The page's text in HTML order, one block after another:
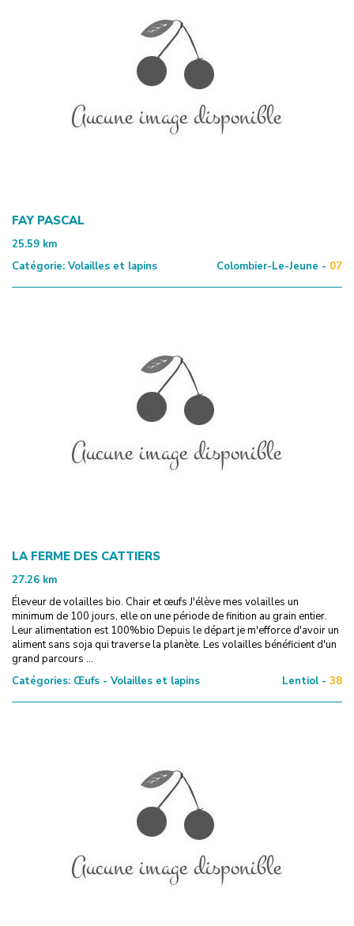
FAY PASCAL
25.59 km
Catégorie: Volailles et lapins Colombier-Le-Jeune - 07
LA FERME DES CATTIERS
27.26 km
Éleveur de volailles bio. Chair et œufs J'élève mes volailles un
minimum de 100 jours, elle on une période de finition au grain entier.
Leur alimentation est 100%bio Depuis le départ je m'efforce d'avoir un
aliment sans soja qui traverse la planète. Les volailles bénéficient d'un
grand parcours ...
Catégories: Œufs - Volailles et lapins Lentiol - 38